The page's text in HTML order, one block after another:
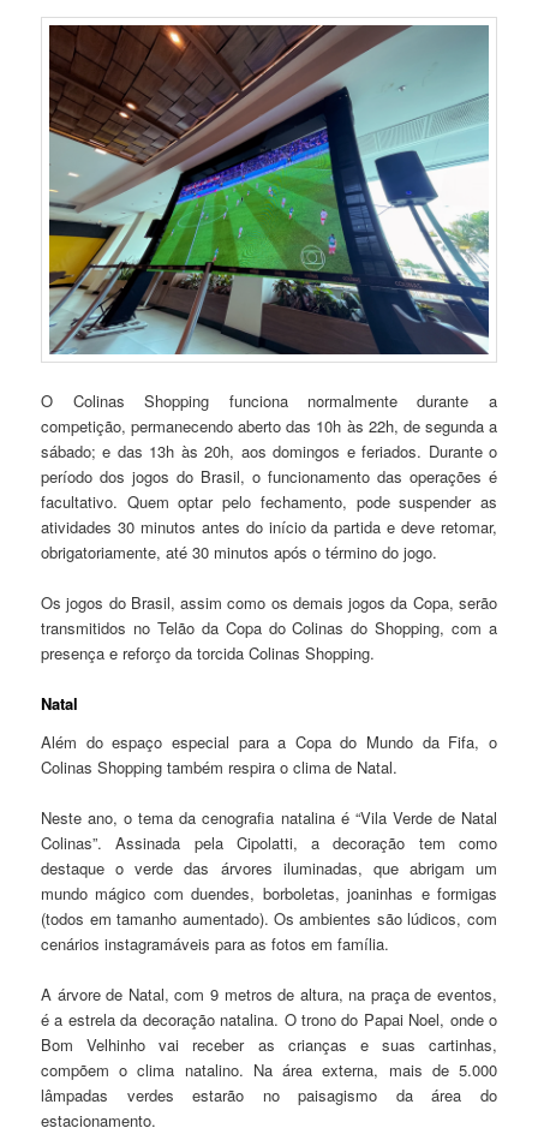
O Colinas Shopping funciona normalmente durante a
competição, permanecendo aberto das 10h às 22h, de segunda a
sábado; e das 13h às 20h, aos domingos e feriados. Durante o
período dos jogos do Brasil, o funcionamento das operações é
facultativo. Quem optar pelo fechamento, pode suspender as
atividades 30 minutos antes do início da partida e deve retomar,
obrigatoriamente, até 30 minutos após o término do jogo.
Os jogos do Brasil, assim como os demais jogos da Copa, serão
transmitidos no Telão da Copa do Colinas do Shopping, com a
presença e reforço da torcida Colinas Shopping.
Natal
Além do espaço especial para a Copa do Mundo da Fifa, o
Colinas Shopping também respira o clima de Natal.
Neste ano, o tema da cenografia natalina é “Vila Verde de Natal
Colinas”. Assinada pela Cipolatti, a decoração tem como
destaque o verde das árvores iluminadas, que abrigam um
mundo mágico com duendes, borboletas, joaninhas e formigas
(todos em tamanho aumentado). Os ambientes são lúdicos, com
cenários instagramáveis para as fotos em família.
A árvore de Natal, com 9 metros de altura, na praça de eventos,
é a estrela da decoração natalina. O trono do Papai Noel, onde o
Bom Velhinho vai receber as crianças e suas cartinhas,
compõem o clima natalino. Na área externa, mais de 5.000
lâmpadas verdes estarão no paisagismo da área do
estacionamento.